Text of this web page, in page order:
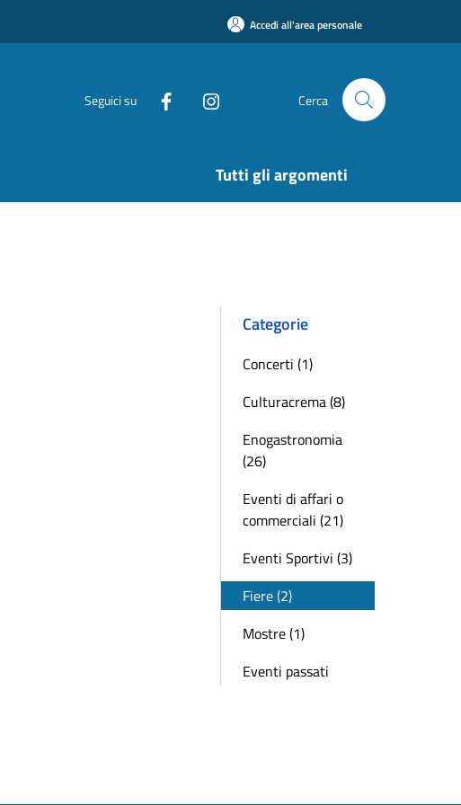
Accedi all'area personale
Seguici su Cerca
Tutti gli argomenti
Categorie
Concerti (1)
Culturacrema (8)
Enogastronomia
(26)
Eventi di affari o
commerciali (21)
Eventi Sportivi (3)
Fiere (2)
Mostre (1)
Eventi passati